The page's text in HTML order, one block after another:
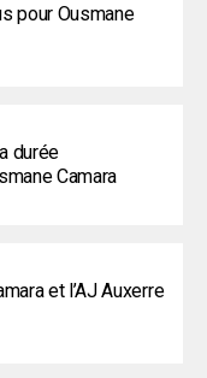
pour Ousmane
durée
Camara
et l’AJ Auxerre